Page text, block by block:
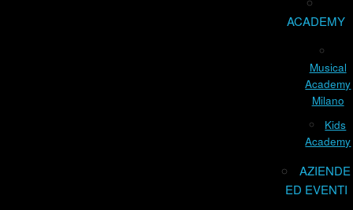
ACADEMY
Musical
Academy
Milano
Kids
Academy
AZIENDE
ED EVENTI